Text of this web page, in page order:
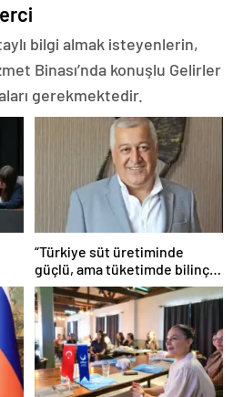
bilgi almak isteyenlerin,
Binası’nda konuşlu Gelirler
gerekmektedir.
“Türkiye süt üretiminde
güçlü, ama tüketimde bilinç
şart”